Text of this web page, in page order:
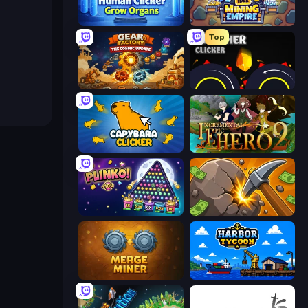
Human Clicker: Grow Organs Idle Mining Empire
Gear Factory
Top
Crusher Clicker
Capybara Clicker Incremental Epic Hero 2
PLINKO! Mine Clicker
Merge Miner Harbor Tycoon